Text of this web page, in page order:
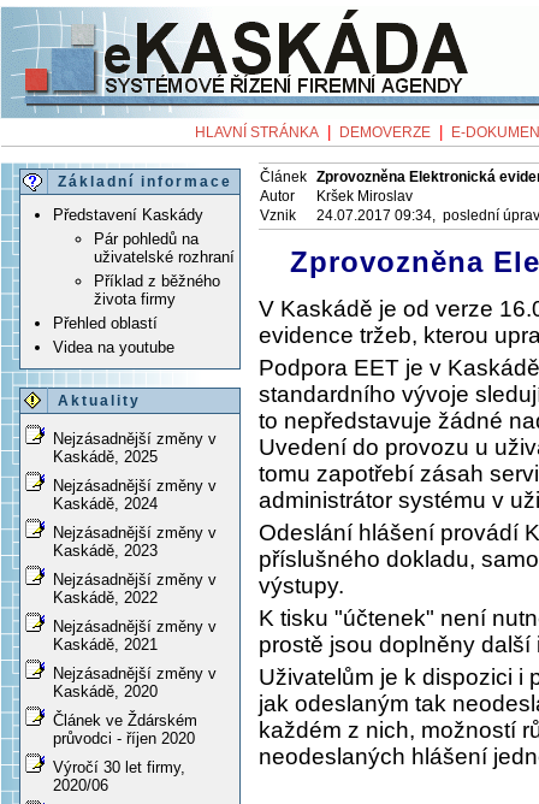
HLAVNÍ STRÁNKA DEMOVERZE E-
Základní informace
Představení Kaskády
Pár pohledů na
uživatelské rozhraní
Příklad z běžného
života firmy
Přehled oblastí
Videa na youtube
Aktuality
Nejzásadnější změny v
Kaskádě, 2025
Nejzásadnější změny v
Kaskádě, 2024
Nejzásadnější změny v
Kaskádě, 2023
Nejzásadnější změny v
Kaskádě, 2022
Nejzásadnější změny v
Kaskádě, 2021
Nejzásadnější změny v
Kaskádě, 2020
Článek ve Ždárském
průvodci - říjen 2020
Výročí 30 let firmy,
2020/06
Článek Zprovozněna Elektronická
Autor
Kršek Miroslav
Vznik
24.07.2017 09:34, poslední
Zprovozněna
V Kaskádě je od verze
evidence tržeb, kterou
Podpora EET je v
standardního vývoje
to nepředstavuje žádné
Uvedení do provozu u
tomu zapotřebí zásah
administrátor systému v
Odeslání hlášení provádí
příslušného dokladu,
výstupy.
K tisku "účtenek" není
prostě jsou doplněny
Uživatelům je k dispozici i
jak odeslaným tak
každém z nich, možností
neodeslaných hlášení